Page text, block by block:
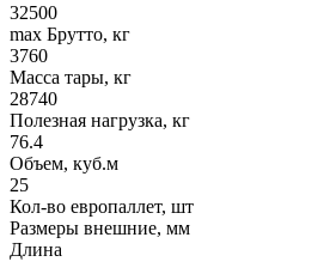
32500
max Брутто, кг
3760
Масса тары, кг
28740
Полезная нагрузка, кг
76.4
Объем, куб.м
25
Кол-во европаллет, шт
Размеры внешние, мм
Длина